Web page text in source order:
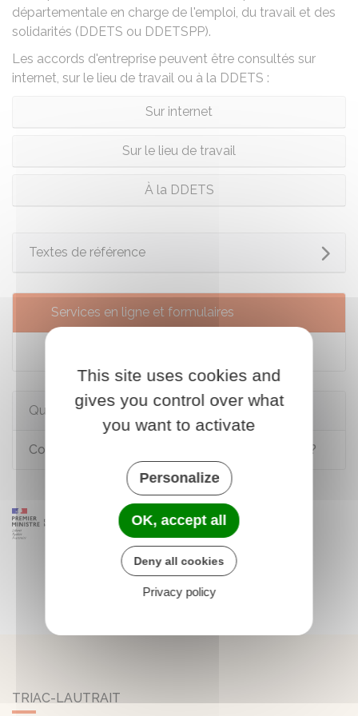
départementale en charge de l'emploi, du travail et des
solidarités (DDETS ou DDETSPP).
Les accords d'entreprise peuvent être consultés sur
internet, sur le lieu de travail ou à la DDETS :
Sur internet
Sur le lieu de travail
À la DDETS
Textes de référence
Services en ligne et formulaires
Questions ? Réponses !
Comment consulter une convention collective ?
TRIAC-LAUTRAIT
This site uses cookies and
gives you control over what
you want to activate
Personalize
OK, accept all
Deny all cookies
Privacy policy